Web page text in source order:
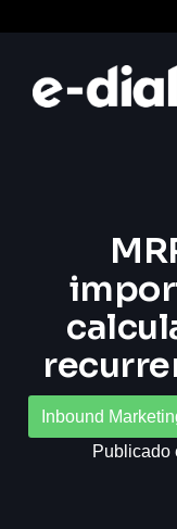
Inbound
Publicado